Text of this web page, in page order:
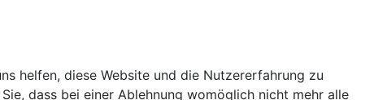
helfen, diese Website und die Nutzererfahrung zu
dass bei einer Ablehnung womöglich nicht mehr alle